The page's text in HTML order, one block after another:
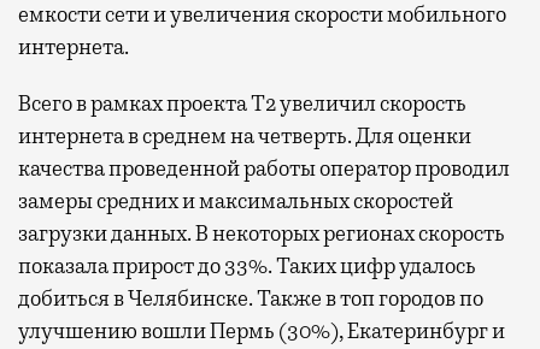
емкости сети и увеличения скорости мобильного
интернета.
Всего в рамках проекта Т2 увеличил скорость
интернета в среднем на четверть. Для оценки
качества проведенной работы оператор проводил
замеры средних и максимальных скоростей
загрузки данных. В некоторых регионах скорость
показала прирост до 33%. Таких цифр удалось
добиться в Челябинске. Также в топ городов по
улучшению вошли Пермь (30%), Екатеринбург и